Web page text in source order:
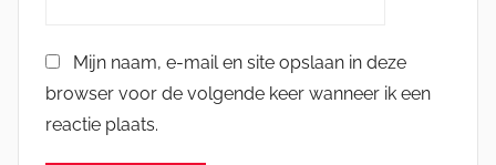
Mijn naam, e-mail en site opslaan in deze
browser voor de volgende keer wanneer ik een
reactie plaats.